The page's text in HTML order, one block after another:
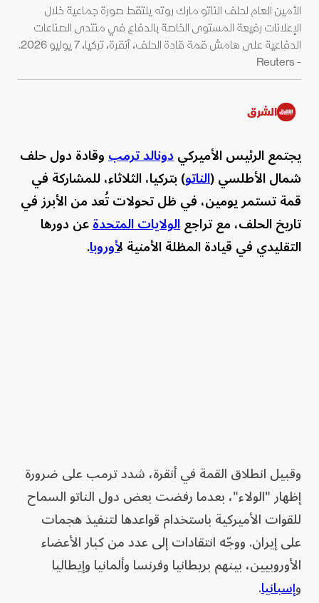
الأمين العام لحلف الناتو مارك روته يلتقط صورة جماعية خلال
الإعلانات رفيعة المستوى الخاصة بالدفاع في منتدى الصناعات
الدفاعية على هامش قمة قادة الحلف، أنقرة، تركيا، 7 يوليو 2026.
- Reuters
الشرق
يجتمع الرئيس الأميركيدونالد ترمبوقادة دول حلف
شمال الأطلسي (الناتو) بتركيا، الثلاثاء، للمشاركة في
قمة تستمر يومين، في ظل تحولات تُعد من الأبرز في
تاريخ الحلف، مع تراجعالولايات المتحدةعن دورها
التقليدي في قيادة المظلة الأمنية لأوروبا.
وقبيل انطلاق القمة في أنقرة، شدد ترمب على ضرورة
إظهار "الولاء"، بعدما رفضت بعض دول الناتو السماح
للقوات الأميركية باستخدام قواعدها لتنفيذ هجمات
على إيران. ووجّه انتقادات إلى عدد من كبار الأعضاء
الأوروبيين، بينهم بريطانيا وفرنسا وألمانيا وإيطاليا
وإسبانيا.